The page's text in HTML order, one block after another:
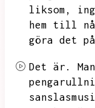
liksom,
hem till
göra det
Det är.